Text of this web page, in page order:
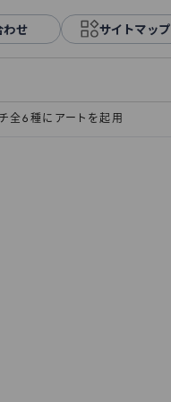
わせ サイトマップ
全6種にアートを起用